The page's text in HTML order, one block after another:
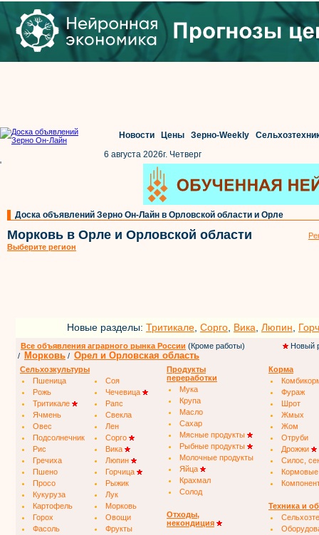
Новости Цены Зерно-Weekly
6 августа 2026г. Четверг
'
Доска объявлений Зерно Он-Лайн в Орловской области и Орле
Морковь в Орле и Орловской области
Выберите регион
Новые разделы: Тритикале Сорго Вика Люпин
Все объявления аграрного рынка России (Кроме работы)
Новый
/
Морковь / Орел и Орловская область
Сельхозкультуры
Пшеница
Соя
Рожь
Чечевица
Тритикале
Рапс
Ячмень
Свекла
Овес
Лен
Подсолнечник
Сорго
Рис
Вика
Гречиха
Люпин
Пшено
Горчица
Просо
Рыжик
Кукуруза
Лук
Картофель
Морковь
Горох
Овощи
Фасоль
Фрукты
Продукты
переработки
Мука
Крупа
Масло
Сахар
Мясные продукты
Рыбные продукты
Молочные продукты
Яйца
Крахмал
Солод
Отходы,
некондиция
Корма
Фураж
Шрот
Жмых
Жом
Отруби
Дрожжи
Силос,
Техника и